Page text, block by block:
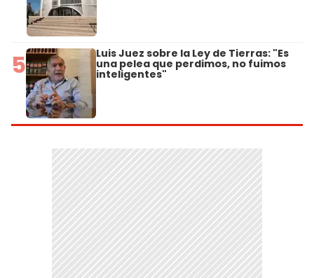
5 Luis Juez sobre la Ley de Tierras: "Es
una pelea que perdimos, no fuimos
inteligentes"